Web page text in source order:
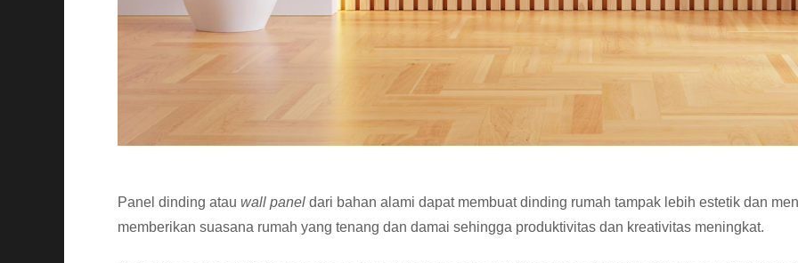
Panel dinding atau wall panel dari bahan alami dapat membuat dinding rumah tampak lebih estetik dan
memberikan suasana rumah yang tenang dan damai sehingga produktivitas dan kreativitas meningkat.